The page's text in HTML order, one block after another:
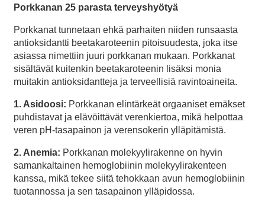
Porkkanan 25 parasta terveyshyötyä
Porkkanat tunnetaan ehkä parhaiten niiden runsaasta
antioksidantti beetakaroteenin pitoisuudesta, joka itse
asiassa nimettiin juuri porkkanan mukaan. Porkkanat
sisältävät kuitenkin beetakaroteenin lisäksi monia
muitakin antioksidantteja ja terveellisiä ravintoaineita.
1. Asidoosi: Porkkanan elintärkeät orgaaniset emäkset
puhdistavat ja elävöittävät verenkiertoa, mikä helpottaa
veren pH-tasapainon ja verensokerin ylläpitämistä.
2. Anemia: Porkkanan molekyylirakenne on hyvin
samankaltainen hemoglobiinin molekyylirakenteen
kanssa, mikä tekee siitä tehokkaan avun hemoglobiinin
tuotannossa ja sen tasapainon ylläpidossa.